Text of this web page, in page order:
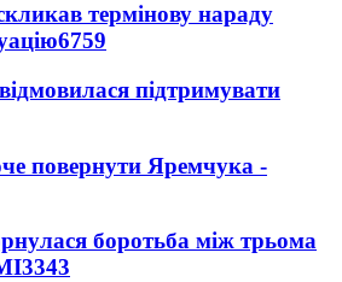
термінову нараду
6759
підтримувати
повернути Яремчука -
боротьба між трьома
3343